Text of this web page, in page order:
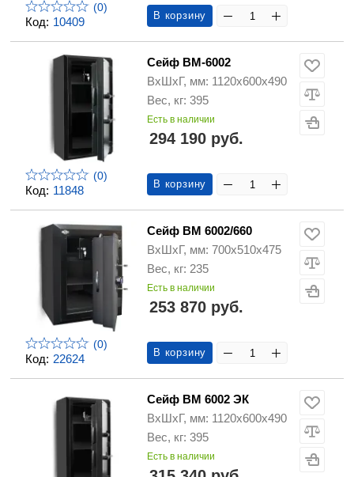
Код: 10409
(0)
В корзину
Код: 11848
(0)
Сейф ВМ-6002
ВхШхГ, мм: 1120х600х490
Вес, кг: 395
Есть в наличии
294 190 руб.
В корзину
Код: 22624
(0)
Сейф ВМ 6002/660
ВхШхГ, мм: 700х510х475
Вес, кг: 235
Есть в наличии
253 870 руб.
В корзину
Сейф ВМ 6002 ЭК
ВхШхГ, мм: 1120х600х490
Вес, кг: 395
Есть в наличии